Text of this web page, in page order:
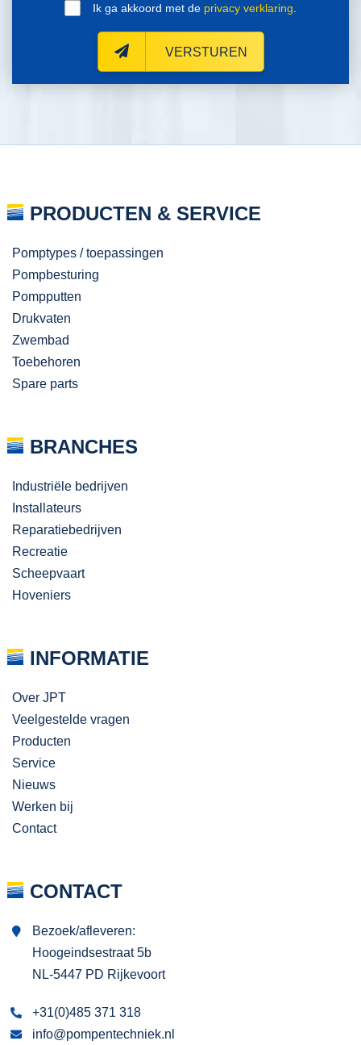
Ik ga akkoord met de privacy verklaring
VERSTUREN
PRODUCTEN & SERVICE
Pomptypes / toepassingen
Pompbesturing
Pompputten
Drukvaten
Zwembad
Toebehoren
Spare parts
BRANCHES
Industriële bedrijven
Installateurs
Reparatiebedrijven
Recreatie
Scheepvaart
Hoveniers
INFORMATIE
Over JPT
Veelgestelde vragen
Producten
Service
Nieuws
Werken bij
Contact
CONTACT
Bezoek/afleveren:
Hoogeindsestraat 5b
NL-5447 PD Rijkevoort
+31(0)485 371 318
info@pompentechniek.nl